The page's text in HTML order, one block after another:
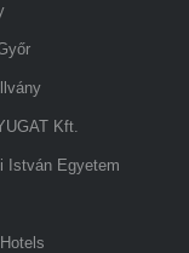
Kft.
István Egyetem